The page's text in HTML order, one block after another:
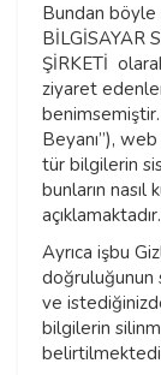
Bundan böyle
BİLGİSAYAR
ŞİRKETİ
ziyaret
Beyanı”),
tür bilgilerin
bunların nasıl
açıklamaktadır.
Ayrıca işbu
doğruluğunun
ve
bilgilerin